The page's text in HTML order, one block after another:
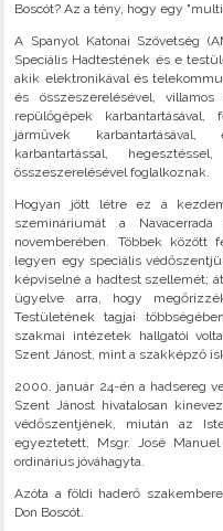
Boscót? Az a tény, hogy egy
A Spanyol Katonai Szövetség
Speciális Hadtestének és e
akik elektronikával és
és összeszerelésével, villamos
repülőgépek karbantartásával,
járművek
karbantartással,
összeszerelésével foglalkoznak.
Hogyan jött létre ez a
szemináriumát a
novemberében. Többek között
legyen egy speciális
képviselné a hadtest szellemét;
ügyelve arra, hogy
Testületének tagjai
szakmai intézetek hallgatói
Szent Jánost, mint a szakképző
2000. január 24-én a hadsereg
Szent Jánost hivatalosan
védőszentjének, miután az
egyeztetett, Msgr. José
ordinárius jóváhagyta.
Azóta a földi haderő
Don Boscót.